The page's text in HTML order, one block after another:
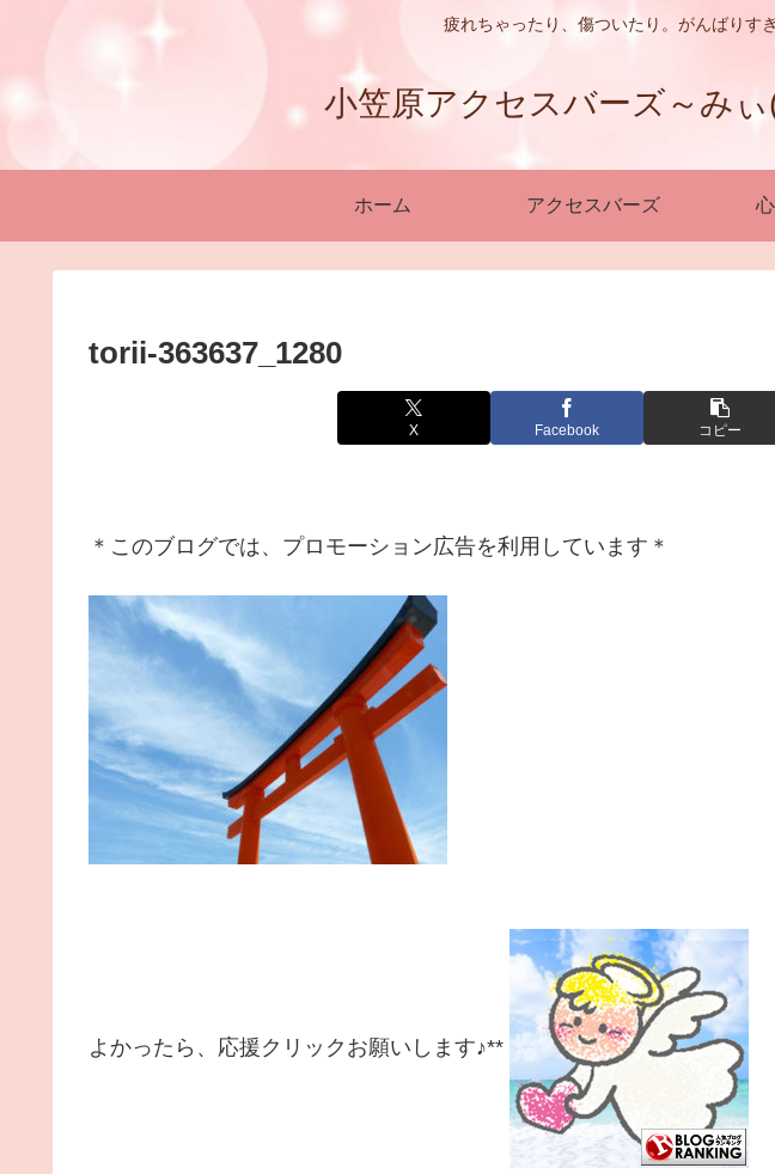
疲れちゃったり、傷ついたり。がんばりす
小笠原アクセスバーズ～み
ホーム アクセスバーズ
torii-363637_1280
X Facebook コピー
＊このブログでは、プロモーション広告を利用しています＊
よかったら、応援クリックお願いします♪**